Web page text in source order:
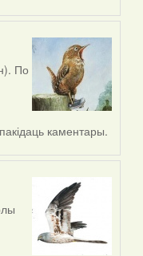
По
каментары.